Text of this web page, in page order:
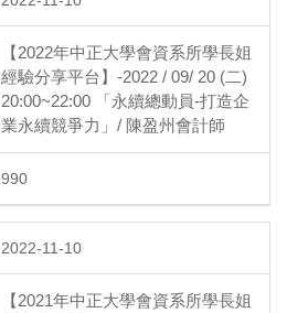
【2022年中正大學會資系所學長姐
經驗分享平台】-2022 / 09/ 20 (二)
20:00~22:00 「永續總動員-打造企
業永續競爭力」/ 陳盈州會計師
990
2022-11-10
【2021年中正大學會資系所學長姐